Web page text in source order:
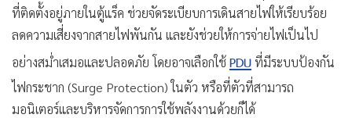
ที่ติดตั้งอยู่ภายในตู้แร็ค ช่วยจัดระเบียบการเดินสายไฟให้เรียบร้อย
ลดความเสี่ยงจากสายไฟพันกัน และยังช่วยให้การจ่ายไฟเป็นไป
อย่างสม่ำเสมอและปลอดภัย โดยอาจเลือกใช้PDU ที่มีระบบป้องกัน
ไฟกระชาก (Surge Protection) ในตัว หรือที่ตัวที่สามารถ
มอนิเตอร์และบริหารจัดการการใช้พลังงานด้วยก็ได้